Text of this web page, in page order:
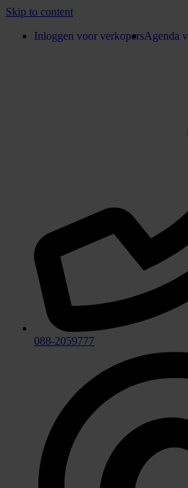
Skip to content
Inloggen voor verkopersAgenda
088-2059777